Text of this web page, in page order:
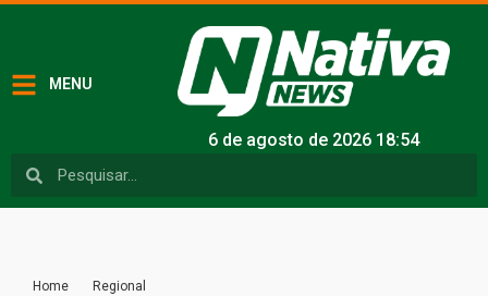
MENU
6 de agosto de 2026 18:54
Home
Regional